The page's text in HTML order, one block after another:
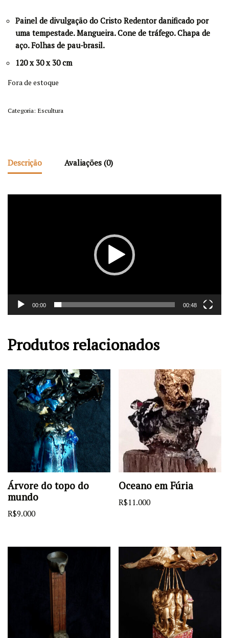
Painel de divulgação do Cristo Redentor danificado por
uma tempestade. Mangueira. Cone de tráfego. Chapa de
aço. Folhas de pau-brasil.
120 x 30 x 30 cm
Fora de estoque
Categoria: Escultura
Descrição Avaliações (0)
00:00 00:48
Produtos relacionados
Árvore do topo do
mundo
R$9.000
Oceano em Fúria
R$11.000